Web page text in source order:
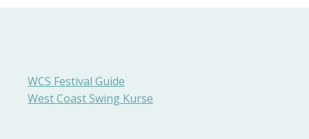
WCS Festival Guide
West Coast Swing Kurse